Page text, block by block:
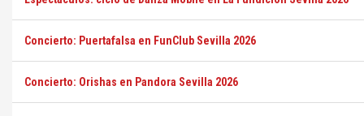
Concierto: Puertafalsa en FunClub Sevilla 2026
Concierto: Orishas en Pandora Sevilla 2026